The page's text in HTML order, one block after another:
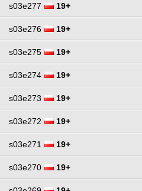
s03e277 19+
s03e276 19+
s03e275 19+
s03e274 19+
s03e273 19+
s03e272 19+
s03e271 19+
s03e270 19+